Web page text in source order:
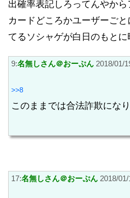
出確率表記しろってんやか
カードどころかユーザーご
てるソシャゲが白日のもと
9:名無しさん＠おーぷん 2018/01/
>>8
このままでは合法詐欺にな
17:名無しさん＠おーぷん 2018/